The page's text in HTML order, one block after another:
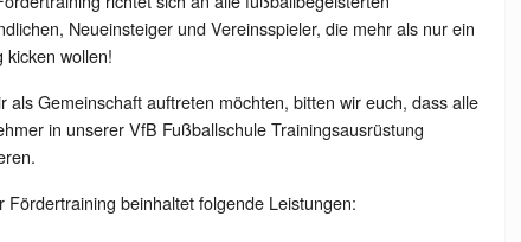
Neueinsteiger und Vereinsspieler, die mehr als nur ein
kicken wollen!
als Gemeinschaft auftreten möchten, bitten wir euch, dass alle
in unserer VfB Fußballschule Trainingsausrüstung
Fördertraining beinhaltet folgende Leistungen: